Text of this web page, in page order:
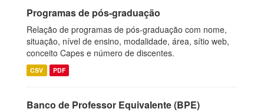
Programas de pós-graduação
Relação de programas de pós-graduação com nome,
situação, nível de ensino, modalidade, área, sítio web,
conceito Capes e número de discentes.
CSV PDF
Banco de Professor Equivalente (BPE)